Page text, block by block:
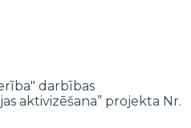
darbības
aktivizēšana” projekta Nr.